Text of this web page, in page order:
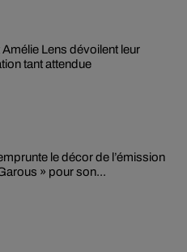
Amélie Lens dévoilent leur
tant attendue
le décor de l’émission
» pour son...